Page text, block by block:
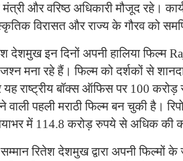
और वरिष्ठ अधिकारी मौजूद रहे।
विरासत और राज्य के गौरव को
देशमुख इन दिनों अपनी हालिया फिल्म
मना रहे हैं। फिल्म को दर्शकों से
राष्ट्रीय बॉक्स ऑफिस पर 100
वाली पहली मराठी फिल्म बन चुकी है।
में 114.8 करोड़ रुपये से अधिक की
रितेश देशमुख द्वारा अपनी फिल्मों के